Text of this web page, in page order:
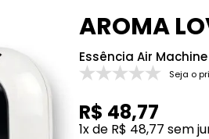
AROMA
Essência Air
Seja o
R$ 48,77
1x de R$ 48,77 sem